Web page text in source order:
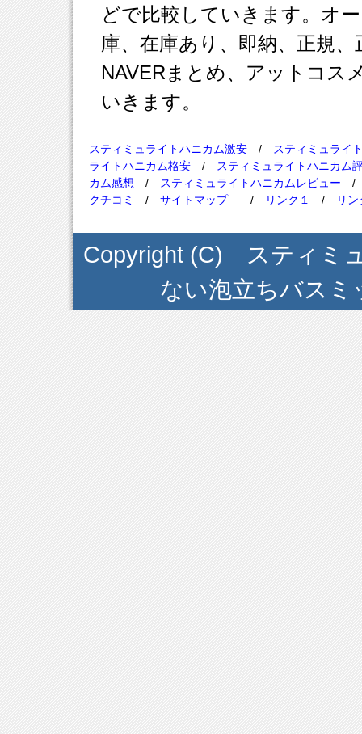
どで比較していきます。オ
庫、在庫あり、即納、正規
NAVERまとめ、アットコス
いきます。
スティミュライトハニカム激安 /
スティミュライ
ライトハニカム格安 /
スティミュライトハニカム
カム感想 / スティミュライトハニカムレビュー
クチコミ
/ サイトマップ/ リンク１ / リ
Copyright (C) スティミ
ない泡立ちバスミ